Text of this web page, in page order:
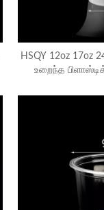
HSQY 12oz 17oz
உறைந்த